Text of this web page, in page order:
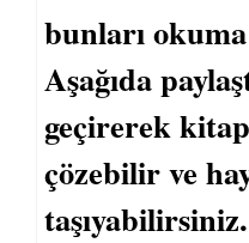
bunları
Aşağıda
geçirerek
çözebilir ve
taşıyabilirsiniz.